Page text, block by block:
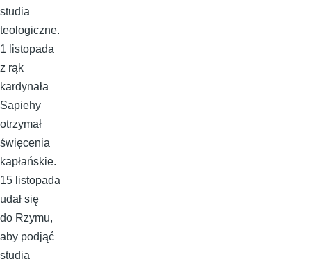
studia
teologiczne.
1 listopada
z rąk
kardynała
Sapiehy
otrzymał
święcenia
kapłańskie.
15 listopada
udał się
do Rzymu,
aby podjąć
studia